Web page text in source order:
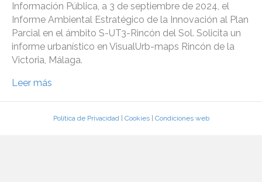
Información Pública, a 3 de septiembre de 2024, el
Informe Ambiental Estratégico de la Innovación al Plan
Parcial en el ámbito S-UT3-Rincón del Sol. Solicita un
informe urbanístico en VisualUrb-maps Rincón de la
Victoria, Málaga.
Leer más
Política de Privacidad| Cookies| Condiciones web